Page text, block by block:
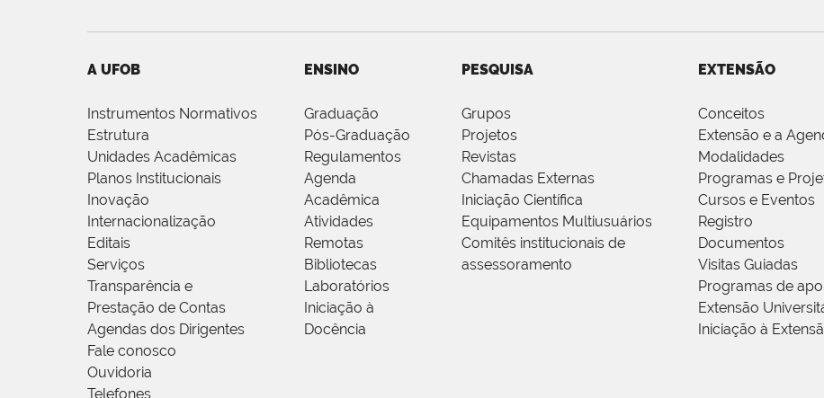
A UFOB
Instrumentos Normativos
Estrutura
Unidades Acadêmicas
Planos Institucionais
Inovação
Internacionalização
Editais
Serviços
Transparência e
Prestação de Contas
Agendas dos Dirigentes
Fale conosco
Ouvidoria
Telefones
ENSINO
Graduação
Pós-Graduação
Regulamentos
Agenda
Acadêmica
Atividades
Remotas
Bibliotecas
Laboratórios
Iniciação à
Docência
PESQUISA
Grupos
Projetos
Revistas
Chamadas Externas
Iniciação Científica
Equipamentos Multiusuários
Comitês institucionais de
assessoramento
EXTENSÃO
Conceitos
Extensão e a
Modalidades
Programas e
Cursos e Eventos
Registro
Documentos
Visitas Guiadas
Programas de
Extensão
Iniciação à